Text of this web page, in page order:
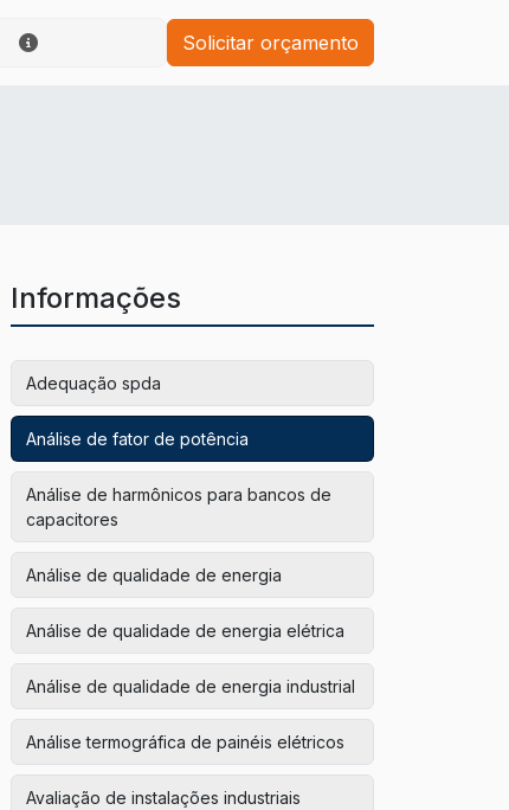
Solicitar orçamento
Informações
Adequação spda
Análise de fator de potência
Análise de harmônicos para bancos de
capacitores
Análise de qualidade de energia
Análise de qualidade de energia elétrica
Análise de qualidade de energia industrial
Análise termográfica de painéis elétricos
Avaliação de instalações industriais